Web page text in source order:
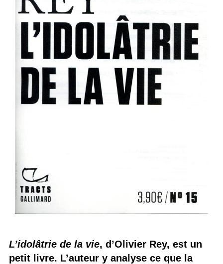
L’idolâtrie de la vie, d’Olivier Rey, est un
petit livre. L’auteur y analyse ce que la